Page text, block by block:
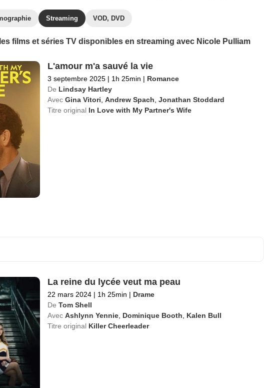
Streaming VOD, DVD
films et séries TV disponibles en streaming avec Nicole Pulliam
L'amour m'a sauvé la vie
3 septembre 2025 | 1h 25min | Romance
De Lindsay Hartley
Avec Gina Vitori Andrew Spach Jonathan Stoddard
Titre original In Love with My Partner's Wife
La reine du lycée veut ma peau
22 mars 2024 | 1h 25min | Drame
De Tom Shell
Avec Ashlynn Yennie, Dominique Booth
Kalen Bull
Titre original Killer Cheerleader